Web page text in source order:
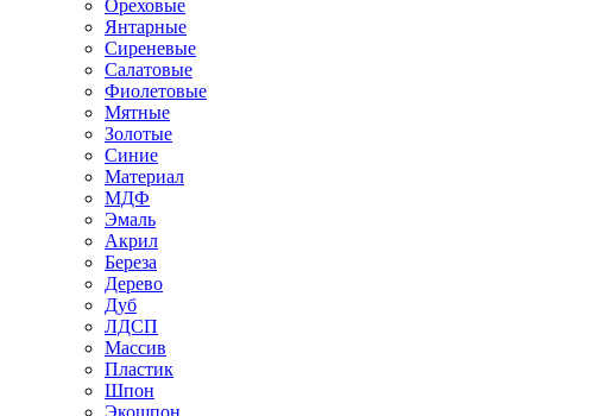
Ореховые
Янтарные
Сиреневые
Салатовые
Фиолетовые
Мятные
Золотые
Синие
Материал
МДФ
Эмаль
Акрил
Береза
Дерево
Дуб
ЛДСП
Массив
Пластик
Шпон
Экошпон